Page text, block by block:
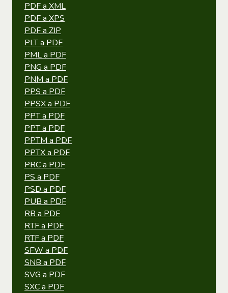
PDF a XML
PDF a XPS
PDF a ZIP
PLT a PDF
PML a PDF
PNG a PDF
PNM a PDF
PPS a PDF
PPSX a PDF
PPT a PDF
PPT a PDF
PPTM a PDF
PPTX a PDF
PRC a PDF
PS a PDF
PSD a PDF
PUB a PDF
RB a PDF
RTF a PDF
RTF a PDF
SFW a PDF
SNB a PDF
SVG a PDF
SXC a PDF